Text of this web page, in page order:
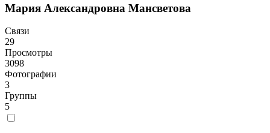
Мария Александровна Мансветова
Связи
29
Просмотры
3098
Фотографии
3
Группы
5